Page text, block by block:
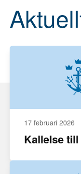
17 februari 2026
Kallelse till